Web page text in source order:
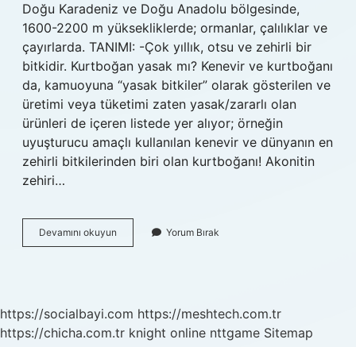
Doğu Karadeniz ve Doğu Anadolu bölgesinde,
1600-2200 m yüksekliklerde; ormanlar, çalılıklar ve
çayırlarda. TANIMI: -Çok yıllık, otsu ve zehirli bir
bitkidir. Kurtboğan yasak mı? Kenevir ve kurtboğanı
da, kamuoyuna “yasak bitkiler” olarak gösterilen ve
üretimi veya tüketimi zaten yasak/zararlı olan
ürünleri de içeren listede yer alıyor; örneğin
uyuşturucu amaçlı kullanılan kenevir ve dünyanın en
zehirli bitkilerinden biri olan kurtboğanı! Akonitin
zehiri…
Devamını okuyun Kurtboğan
Otu
Yorum Bırak
https://socialbayi.com https://meshtech.com.tr
https://chicha.com.tr knight online nttgame Sitemap